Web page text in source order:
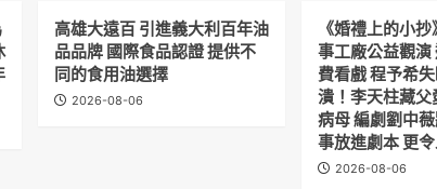
高雄大遠百 引進義大利百年油
品品牌 國際食品認證 提供不
同的食用油選擇
2026-08-06
《婚禮上的小
事工廠公益觀演
費看戲 程予希
潰！李天柱藏
病母 編劇劉中
事放進劇本 更
2026-08-06